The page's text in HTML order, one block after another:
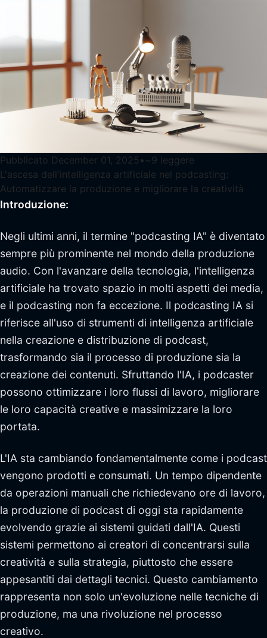
Pubblicato December 01, 2025 • ~9 leggere
L'ascesa dell'intelligenza artificiale nel podcasting:
Automatizzare la produzione e migliorare la creatività
Introduzione:
Negli ultimi anni, il termine "podcasting IA" è diventato
sempre più prominente nel mondo della produzione
audio. Con l'avanzare della tecnologia, l'intelligenza
artificiale ha trovato spazio in molti aspetti dei media,
e il podcasting non fa eccezione. Il podcasting IA si
riferisce all'uso di strumenti di intelligenza artificiale
nella creazione e distribuzione di podcast,
trasformando sia il processo di produzione sia la
creazione dei contenuti. Sfruttando l'IA, i podcaster
possono ottimizzare i loro flussi di lavoro, migliorare
le loro capacità creative e massimizzare la loro
portata.
L'IA sta cambiando fondamentalmente come i podcast
vengono prodotti e consumati. Un tempo dipendente
da operazioni manuali che richiedevano ore di lavoro,
la produzione di podcast di oggi sta rapidamente
evolvendo grazie ai sistemi guidati dall'IA. Questi
sistemi permettono ai creatori di concentrarsi sulla
creatività e sulla strategia, piuttosto che essere
appesantiti dai dettagli tecnici. Questo cambiamento
rappresenta non solo un'evoluzione nelle tecniche di
produzione, ma una rivoluzione nel processo
creativo.